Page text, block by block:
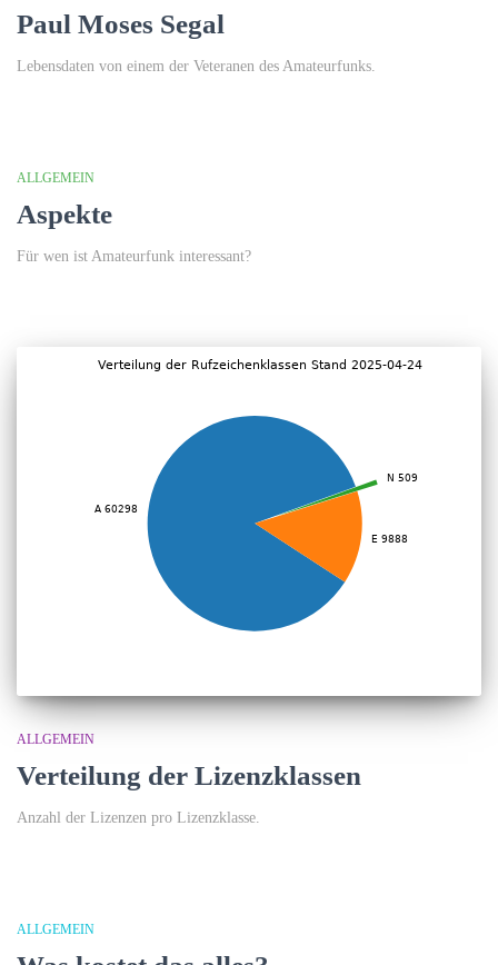
Paul Moses Segal
Lebensdaten von einem der Veteranen des Amateurfunks.
ALLGEMEIN
Aspekte
Für wen ist Amateurfunk interessant?
ALLGEMEIN
Verteilung der Lizenzklassen
Anzahl der Lizenzen pro Lizenzklasse.
ALLGEMEIN